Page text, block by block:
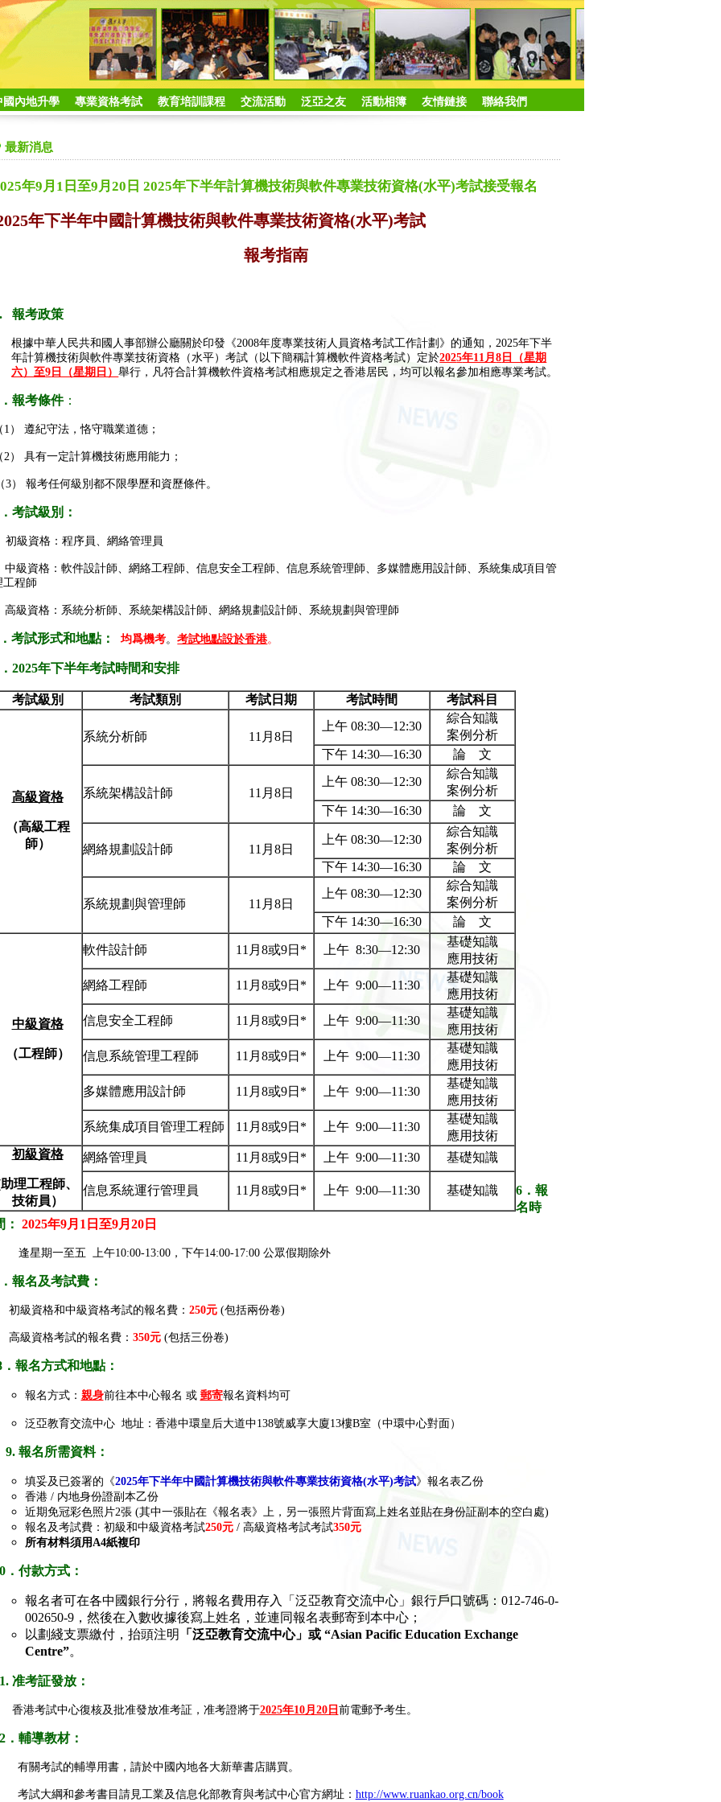
國內地升學 專業資格考試 教育培訓課程 交流活動 泛亞之友 活動相簿 友情鏈接 聯絡我們
最新消息
年9月1日至9月20日 2025年下半年計算機技術與軟件專業技術資格(水平)考試接受報名
年下半年中國計算機技術與軟件專業技術資格(水平)考試
報考指南
報考政策
根據中華人民共和國人事部辦公廳關於印發《2008年度專業技術人員資格考試工作計劃》的通知，2025年下半
年計算機技術與軟件專業技術資格（水平）考試（以下簡稱計算機軟件資格考試）定於2025年11月8 日（星期
六）至9 日（星期日）舉行，凡符合計算機軟件資格考試相應規定之香港居民，均可以報名參加相應專業考試。
報考條件：
1） 遵紀守法，恪守職業道德；
2） 具有一定計算機技術應用能力；
3） 報考任何級別都不限學歷和資歷條件。
考試級別：
級資格：程序員、網絡管理員
級資格：軟件設計師、網絡工程師、信息安全工程師、信息系統管理師、多媒體應用設計師、系統集成項目管
工程師
級資格：系統分析師、系統架構設計師、網絡規劃設計師、系統規劃與管理師
考試形式和地點： 均爲機考。考試地點設於香港。
2025年下半年考試時間和安排
考試級別 考試類別 考試日期 考試時間 考試科目
高級資格
（高級工程
師）
系統分析師 11月8日
上午 08:30—12:30
綜合知識
案例分析
下午 14:30—16:30
論 文
系統架構設計師 11月8日
上午 08:30—12:30
綜合知識
案例分析
下午 14:30—16:30
論 文
網絡規劃設計師 11月8日
上午 08:30—12:30
綜合知識
案例分析
下午 14:30—16:30
論 文
系統規劃與管理師 11月8日
上午 08:30—12:30
綜合知識
案例分析
下午 14:30—16:30
論 文
中級資格
（工程師）
軟件設計師 11月8或9日* 上午 8:30—12:30
基礎知識
應用技術
網絡工程師
11月8或9日* 上午 9:00—11:30
基礎知識
應用技術
信息安全工程師
11月8或9日* 上午 9:00—11:30
基礎知識
應用技術
信息系統管理工程師
11月8或9日* 上午 9:00—11:30
基礎知識
應用技術
多媒體應用設計師
11月8或9日* 上午 9:00—11:30
基礎知識
應用技術
系統集成項目管理工程師
11月8或9日* 上午 9:00—11:30
基礎知識
應用技術
初級資格
助理工程師、
技術員）
網絡管理員 11月8或9日* 上午 9:00—11:30 基礎知識
信息系統運行管理員 11月8或9日* 上午 9:00—11:30 基礎知識 6．報
名時
： 2025年9月1日至9月20日
星期一至五 上午10:00-13:00，下午14:00-17:00 公眾假期除外
報名及考試費：
級資格和中級資格考試的報名費： 250元(包括兩份卷)
級資格考試的報名費： 350元 (包括三份卷)
．報名方式和地點：
報名方式： 親身前往本中心報名 或 郵寄報名資料均可
泛亞教育交流中心 地址：香港中環皇后大道中138號威享大廈13樓B室（中環中心對面）
9. 報名所需資料：
填妥及已簽署的《2025年下半年中國計算機技術與軟件專業技術資格(水平)考試》報名表乙份
香港 / 内地身份證副本乙份
近期免冠彩色照片2張 (其中一張貼在《報名表》上，另一張照片背面寫上姓名並貼在身份証副本的空白處)
報名及考試費：初級和中級資格考試250元 / 高級資格考試考試350元
所有材料須用A4紙複印
．付款方式：
報名者可在各中國銀行分行，將報名費用存入「泛亞教育交流中心」銀行戶口號碼：012-746-0-
002650-9，然後在入數收據後寫上姓名，並連同報名表郵寄到本中心；
以劃綫支票繳付，抬頭注明 「泛亞教育交流中心」或 “Asian Pacific Education Exchange
Centre”。
准考証發放：
香港考試中心復核及批准發放准考証，准考證將于2025年10月20日 前電郵予考生。
．輔導教材：
有關考試的輔導用書，請於中國內地各大新華書店購買。
考試大綱和參考書目請見工業及信息化部教育與考試中心官方網址： http://www.ruankao.org.cn/book